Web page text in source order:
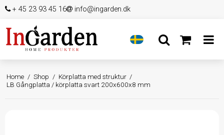
+ 45 23 93 45 16 info@ingarden.dk
Home / Shop / Körplatta med struktur /
LB Gångplatta / körplatta svart 200x600x8 mm